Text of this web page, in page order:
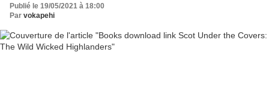
Publié le 19/05/2021 à 18:00
Par vokapehi